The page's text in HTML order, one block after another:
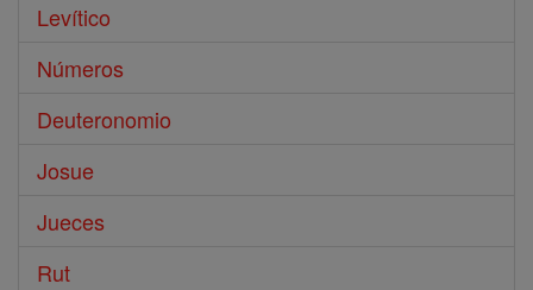
Levítico
Números
Deuteronomio
Josue
Jueces
Rut